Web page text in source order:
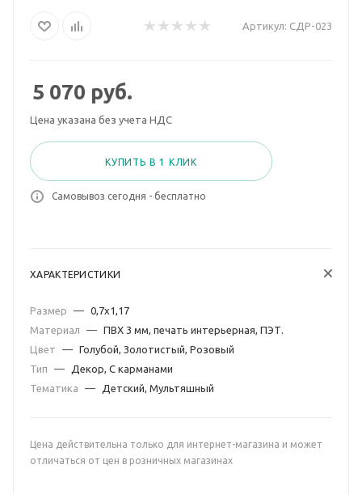
Артикул: СДР-023
5 070 руб.
Цена указана без учета НДС
КУПИТЬ В 1 КЛИК
Самовывоз сегодня - бесплатно
ХАРАКТЕРИСТИКИ
Размер — 0,7х1,17
Материал
— ПВХ 3 мм, печать интерьерная, ПЭТ.
Цвет
— Голубой, Золотистый, Розовый
Тип
—
Декор, С карманами
Тематика
— Детский, Мультяшный
Цена действительна только для интернет-магазина и может
отличаться от цен в розничных магазинах